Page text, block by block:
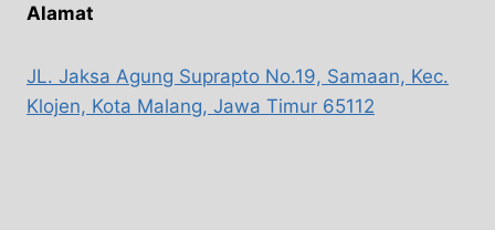
Alamat
JL. Jaksa Agung Suprapto No.19, Samaan, Kec.
Klojen, Kota Malang, Jawa Timur 65112